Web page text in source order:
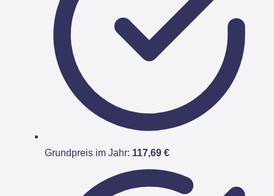
Grundpreis im Jahr: 117,69 €